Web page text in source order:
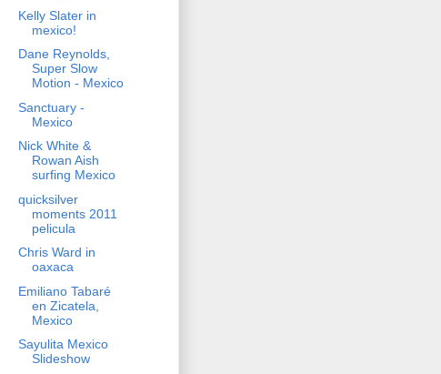
Kelly Slater in
mexico!
Dane Reynolds,
Super Slow
Motion - Mexico
Sanctuary -
Mexico
Nick White &
Rowan Aish
surfing Mexico
quicksilver
moments 2011
pelicula
Chris Ward in
oaxaca
Emiliano Tabaré
en Zicatela,
Mexico
Sayulita Mexico
Slideshow